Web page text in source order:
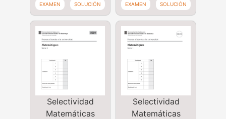
EXAMEN SOLUCIÓN EXAMEN SOLUCIÓN
Selectividad
Matemáticas
Selectividad
Matemáticas